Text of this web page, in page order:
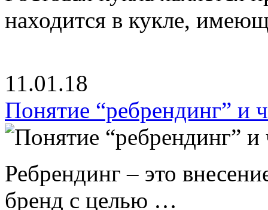
находится в кукле,
11.01.18
Понятие “ребрендинг” и
Ребрендинг – это
бренд с целью …